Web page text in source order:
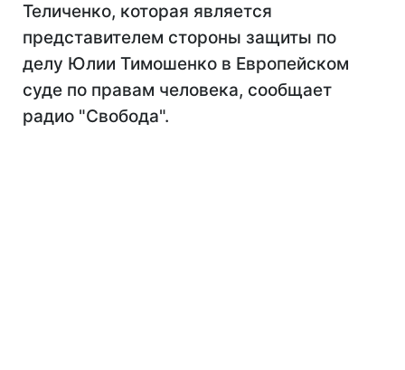
Теличенко, которая является
представителем стороны защиты по
делу Юлии Тимошенко в Европейском
суде по правам человека, сообщает
радио "Свобода".